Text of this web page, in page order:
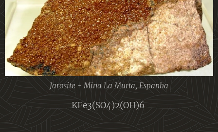
Jarosite - Mina La Murta, Espanha
KFe3(SO4)2(OH)6